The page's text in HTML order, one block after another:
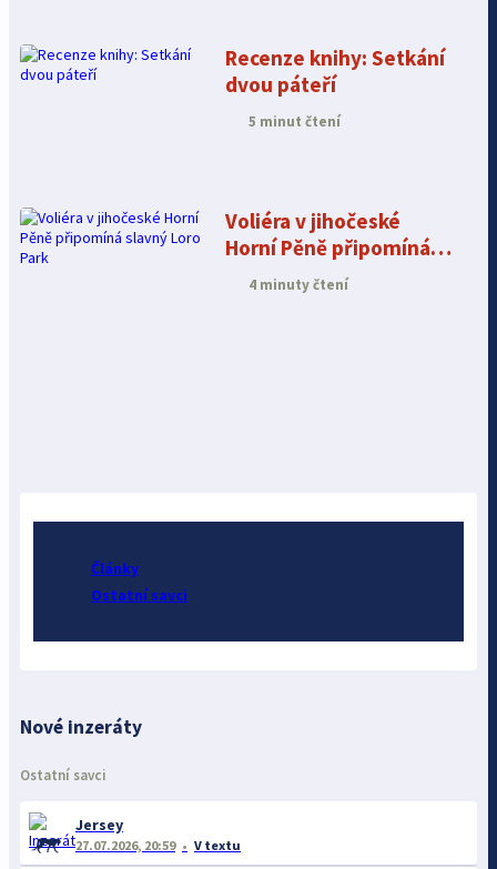
Recenze knihy: Setkání
dvou páteří
5 minut čtení
Voliéra v jihočeské
Horní Pěně připomíná
slavný Loro Park
4 minuty čtení
Články
Ostatní savci
Nové inzeráty
Ostatní savci
Jersey
27.07.2026, 20:59 V textu